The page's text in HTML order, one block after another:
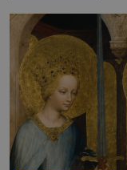
Mikuláše a
Je to zbožná
promyšlená